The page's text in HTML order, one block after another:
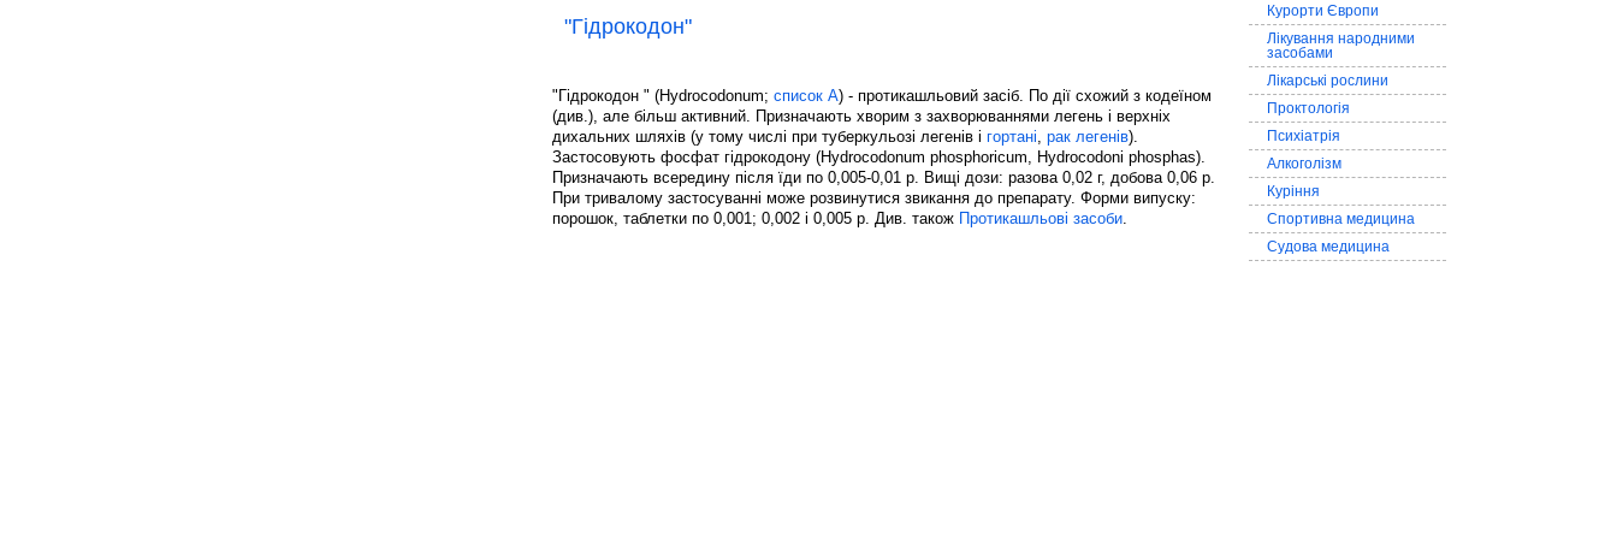
"Гідрокодон"
"Гідрокодон " (Hydrocodonum; список А) - протикашльовий засіб. По дії схожий з кодеїном
(див.), але більш активний. Призначають хворим з захворюваннями легень і верхніх
дихальних шляхів (у тому числі при туберкульозі легенів і гортані, рак легенів).
Застосовують фосфат гідрокодону (Hydrocodonum phosphoricum, Hydrocodoni phosphas).
Призначають всередину після їди по 0,005-0,01 р. Вищі дози: разова 0,02 г, добова 0,06 р.
При тривалому застосуванні може розвинутися звикання до препарату. Форми випуску:
порошок, таблетки по 0,001; 0,002 і 0,005 р. Див. також Протикашльові засоби.
Курорти Європи
Лікування народними
засобами
Лікарські рослини
Проктологія
Психіатрія
Алкоголізм
Куріння
Спортивна медицина
Судова медицина